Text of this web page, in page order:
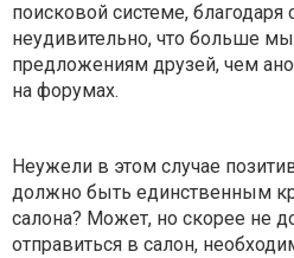
поисковой системе, благодаря
неудивительно, что больше
предложениям друзей, чем
на форумах.
Неужели в этом случае
должно быть единственным
салона? Может, но скорее не
отправиться в салон,